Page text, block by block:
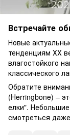
Встречайте
Новые
тенденциям ХХ
влагостойкого
классического
Обратите
(Herringbone) –
елки".
смотреться